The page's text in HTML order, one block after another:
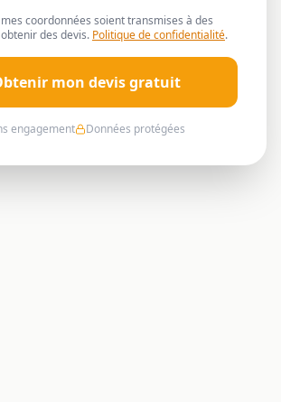
coordonnées soient transmises à des
des devis. Politique de confidentialité.
mon devis gratuit
engagement Données protégées